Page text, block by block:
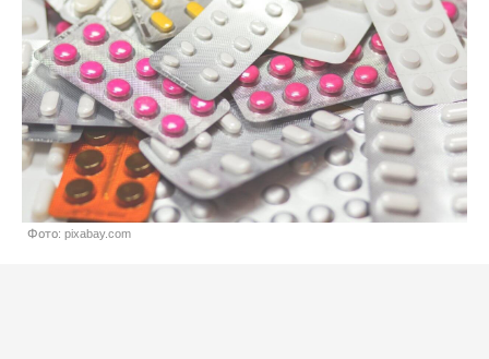
Фото: pixabay.com